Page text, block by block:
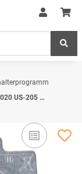
Busch-Jaeger 2020 US-205 Wipptaster-Einsatz 1-polig, 2 Schließer (Thermoplast) Blau 2CKA001413A0491